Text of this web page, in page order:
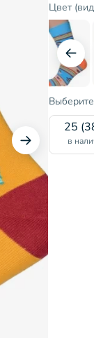
Цвет
25
в